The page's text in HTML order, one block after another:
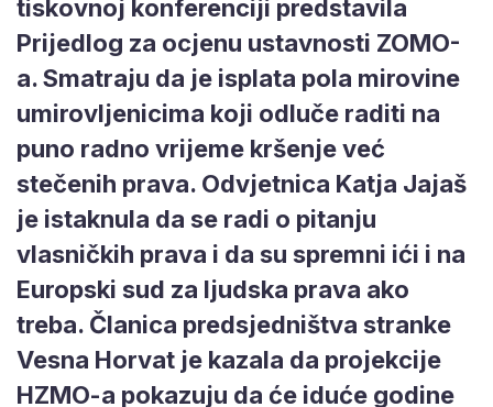
tiskovnoj konferenciji predstavila
Prijedlog za ocjenu ustavnosti ZOMO-
a. Smatraju da je isplata pola mirovine
umirovljenicima koji odluče raditi na
puno radno vrijeme kršenje već
stečenih prava. Odvjetnica Katja Jajaš
je istaknula da se radi o pitanju
vlasničkih prava i da su spremni ići i na
Europski sud za ljudska prava ako
treba. Članica predsjedništva stranke
Vesna Horvat je kazala da projekcije
HZMO-a pokazuju da će iduće godine